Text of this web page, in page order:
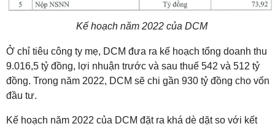
Kế hoạch năm 2022 của DCM
Ở chỉ tiêu công ty mẹ, DCM đưa ra kế hoạch tổng doanh thu
9.016,5 tỷ đồng, lợi nhuận trước và sau thuế 542 và 512 tỷ
đồng. Trong năm 2022, DCM sẽ chi gần 930 tỷ đồng cho vốn
đầu tư.
Kế hoạch năm 2022 của DCM đặt ra khá dè dặt so với kết